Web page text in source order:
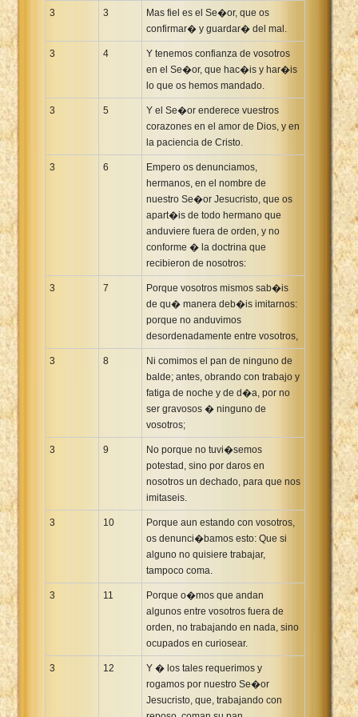
3 3
Mas fiel es el Se�or, que os
confirmar� y guardar� del mal.
3 4
Y tenemos confianza de vosotros
en el Se�or, que hac�is y har�is
lo que os hemos mandado.
3 5
Y el Se�or enderece vuestros
corazones en el amor de Dios, y en
la paciencia de Cristo.
3 6
Empero os denunciamos,
hermanos, en el nombre de
nuestro Se�or Jesucristo, que os
apart�is de todo hermano que
anduviere fuera de orden, y no
conforme � la doctrina que
recibieron de nosotros:
3 7
Porque vosotros mismos sab�is
de qu� manera deb�is imitarnos:
porque no anduvimos
desordenadamente entre vosotros,
3 8
Ni comimos el pan de ninguno de
balde; antes, obrando con trabajo y
fatiga de noche y de d�a, por no
ser gravosos � ninguno de
vosotros;
3 9
No porque no tuvi�semos
potestad, sino por daros en
nosotros un dechado, para que nos
imitaseis.
3 10
Porque aun estando con vosotros,
os denunci�bamos esto: Que si
alguno no quisiere trabajar,
tampoco coma.
3 11
Porque o�mos que andan
algunos entre vosotros fuera de
orden, no trabajando en nada, sino
ocupados en curiosear.
3 12
Y � los tales requerimos y
rogamos por nuestro Se�or
Jesucristo, que, trabajando con